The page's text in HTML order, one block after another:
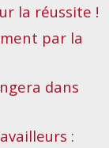
la réussite !
par la
dans
: